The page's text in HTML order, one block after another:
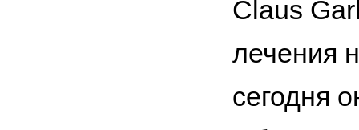
Claus
лечения
сегодня